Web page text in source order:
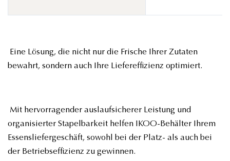
Eine Lösung, die nicht nur die Frische Ihrer Zutaten
bewahrt, sondern auch Ihre Liefereffizienz optimiert.
Mit hervorragender auslaufsicherer Leistung und
organisierter Stapelbarkeit helfen IKOO-Behälter Ihrem
Essensliefergeschäft, sowohl bei der Platz- als auch bei
der Betriebseffizienz zu gewinnen.